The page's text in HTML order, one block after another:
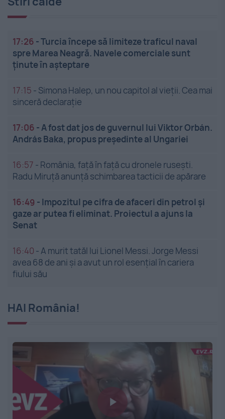
17:26 -Turcia începe să limiteze traficul naval
spre Marea Neagră. Navele comerciale sunt
ținute în așteptare
17:15 - Simona Halep, un nou capitol al vieții. Cea mai
sinceră declarație
17:06 -A fost dat jos de guvernul lui Viktor Orbán.
András Baka, propus președinte al Ungariei
16:57 - România, față în față cu dronele rusești.
Radu Miruță anunță schimbarea tacticii de apărare
16:49 - Impozitul pe cifra de afaceri din petrol și
gaze ar putea fi eliminat. Proiectul a ajuns la
Senat
16:40 -A murit tatăl lui Lionel Messi. Jorge Messi
avea 68 de ani și a avut un rol esențial în cariera
fiului său
HAI România!